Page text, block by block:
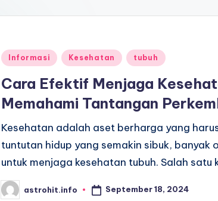
Posted
Informasi Kesehatan tubuh
Cara Efektif Menjaga
Memahami Tantangan
Kesehatan adalah aset berharga yang
tuntutan hidup yang semakin sibuk,
untuk menjaga kesehatan tubuh. Salah satu
Postedastrohit.info September 18, 2024